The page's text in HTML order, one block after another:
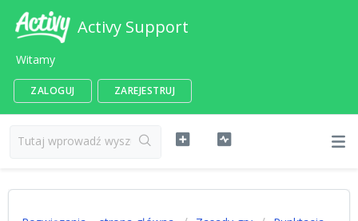
Activy Support
Witamy
ZALOGUJ ZAREJESTRUJ